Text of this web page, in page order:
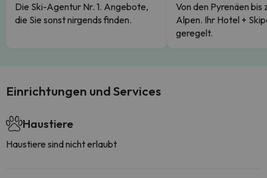
Die Ski-Agentur Nr. 1. Angebote,
die Sie sonst nirgends finden.
Von den Pyrenäen bis
Alpen. Ihr Hotel +
geregelt.
Einrichtungen und Services
Haustiere
Haustiere sind nicht erlaubt